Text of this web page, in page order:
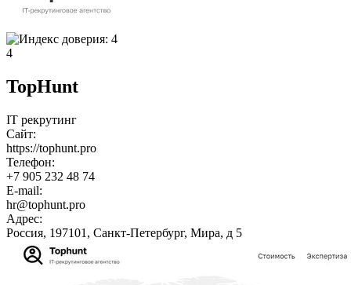
4
TopHunt
IT рекрутинг
Сайт:
https://tophunt.pro
Телефон:
+7 905 232 48 74
E-mail:
hr@tophunt.pro
Адрес:
Россия, 197101, Санкт-Петербург, Мира, д 5